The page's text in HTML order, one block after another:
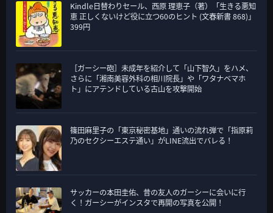
Kindle日替わりセール、西原 理恵子（著）「生きる悪知
恵 正しくないけど役に立つ60のヒント (文春新書 868)」
399円
［ガーシー砲］未成年を紹介して「山下智久」をハメ、
さらに「湘南美容外科の相川院長」や「ワタナベマホ
ト」にアテンドしている古山を攻撃開始
篠田麻里子の「東京秘密基地」通いの流れ弾で「指原莉
乃のセクシーエステ通い」がLINE流出でバレる！
サッカーの本田圭佑、昔の友人のガーシーに会いに行
く！ガーシーがインスタで再開の写真を公開！